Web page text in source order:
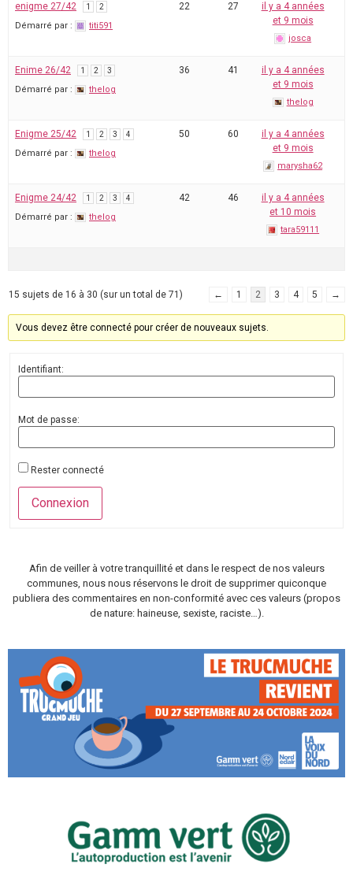
enigme 27/42 1 2
Démarré par : titi591
22 27
il y a 4 années
et 9 mois
josca
Enime 26/42 1 2 3
Démarré par : thelog
36 41
il y a 4 années
et 9 mois
thelog
Enigme 25/42 1 2 3 4
Démarré par : thelog
50 60
il y a 4 années
et 9 mois
marysha62
Enigme 24/42 1 2 3 4
Démarré par : thelog
42 46
il y a 4 années
et 10 mois
tara59111
15 sujets de 16 à 30 (sur un total de 71) ← 1 2 3 4 5 →
Vous devez être connecté pour créer de nouveaux sujets.
Identifiant:
Mot de passe:
Rester connecté
Connexion
Afin de veiller à votre tranquillité et dans le respect de nos valeurs
communes, nous nous réservons le droit de supprimer quiconque
publiera des commentaires en non-conformité avec ces valeurs (propos
de nature: haineuse, sexiste, raciste…).